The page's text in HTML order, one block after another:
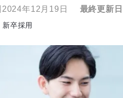
2024年12月19日 最終更新日
新卒採用